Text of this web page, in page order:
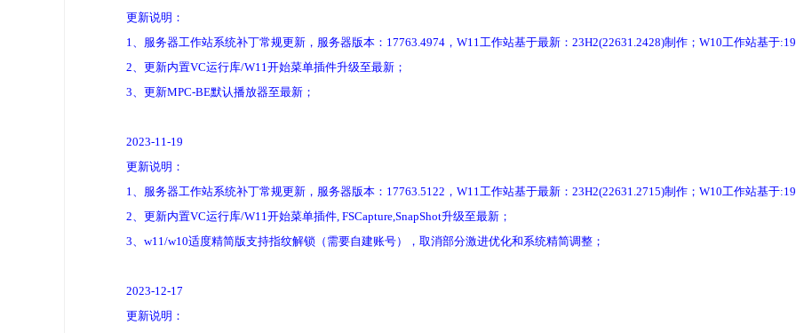
更新说明：
1、服务器工作站系统补丁常规更新，服务器版本：17763.4974，W11工作站基于最新：23H2(22631.2428)制作；W10工作站基于
2、更新内置VC运行库/W11开始菜单插件升级至最新；
3、更新MPC-BE默认播放器至最新；
2023-11-19
更新说明：
1、服务器工作站系统补丁常规更新，服务器版本：17763.5122，W11工作站基于最新：23H2(22631.2715)制作；W10工作站基于
2、更新内置VC运行库/W11开始菜单插件, FSCapture,SnapShot升级至最新；
3、w11/w10适度精简版支持指纹解锁（需要自建账号），取消部分激进优化和系统精简调整；
2023-12-17
更新说明：